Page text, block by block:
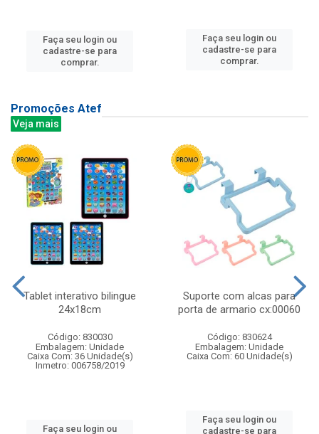
Faça seu login ou
cadastre-se para
comprar.
Faça seu login ou
cadastre-se para
comprar.
Promoções Atef
Veja mais
Tablet interativo bilingue
24x18cm
Código: 830030
Embalagem: Unidade
Caixa Com: 36 Unidade(s)
Inmetro: 006758/2019
Faça seu login ou
Suporte com alcas para
porta de armario cx:00060
Código: 830624
Embalagem: Unidade
Caixa Com: 60 Unidade(s)
Faça seu login ou
cadastre-se para